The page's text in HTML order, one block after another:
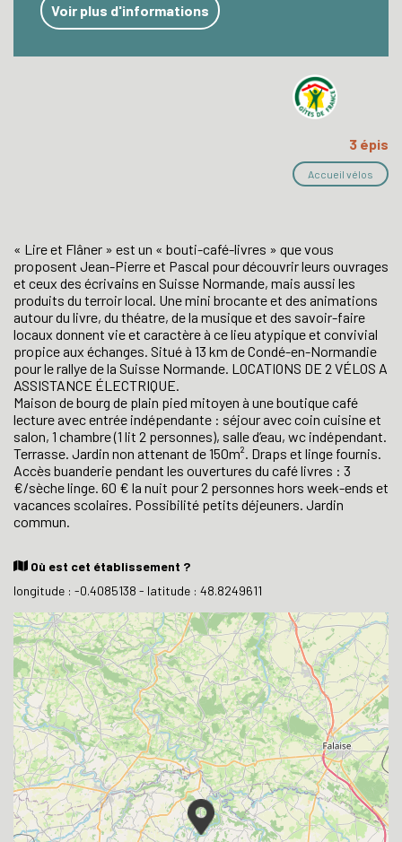
Voir plus d'informations
3 épis
Accueil vélos
« Lire et Flâner » est un « bouti-café-livres » que vous
proposent Jean-Pierre et Pascal pour découvrir leurs ouvrages
et ceux des écrivains en Suisse Normande, mais aussi les
produits du terroir local. Une mini brocante et des animations
autour du livre, du théatre, de la musique et des savoir-faire
locaux donnent vie et caractère à ce lieu atypique et convivial
propice aux échanges. Situé à 13 km de Condé-en-Normandie
pour le rallye de la Suisse Normande. LOCATIONS DE 2 VÉLOS A
ASSISTANCE ÉLECTRIQUE.
Maison de bourg de plain pied mitoyen à une boutique café
lecture avec entrée indépendante : séjour avec coin cuisine et
salon, 1 chambre (1 lit 2 personnes), salle d’eau, wc indépendant.
Terrasse. Jardin non attenant de 150m². Draps et linge fournis.
Accès buanderie pendant les ouvertures du café livres : 3
€/sèche linge. 60 € la nuit pour 2 personnes hors week-ends et
vacances scolaires. Possibilité petits déjeuners. Jardin
commun.
Où est cet établissement ?
longitude : -0.4085138 - latitude : 48.8249611